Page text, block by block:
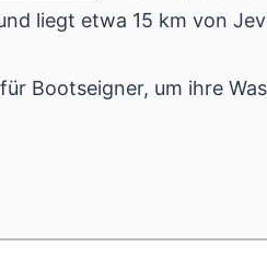
liegt etwa 15 km von
Bootseigner, um ihre